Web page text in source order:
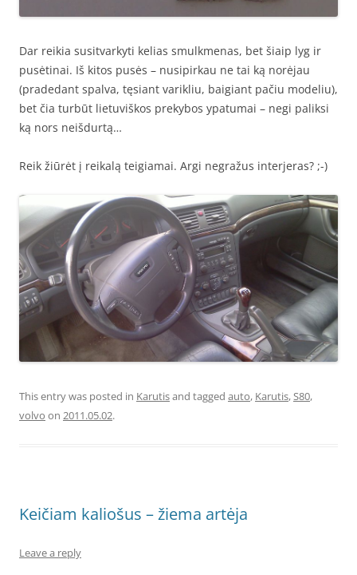
Dar reikia susitvarkyti kelias smulkmenas, bet šiaip lyg ir
pusėtinai. Iš kitos pusės – nusipirkau ne tai ką norėjau
(pradedant spalva, tęsiant varikliu, baigiant pačiu modeliu),
bet čia turbūt lietuviškos prekybos ypatumai – negi paliksi
ką nors neišdurtą…
Reik žiūrėt į reikalą teigiamai. Argi negražus interjeras? ;-)
This entry was posted in Karutisand tagged auto, Karutis,S80,
volvo on 2011.05.02.
Keičiam kaliošus – žiema artėja
Leave a reply